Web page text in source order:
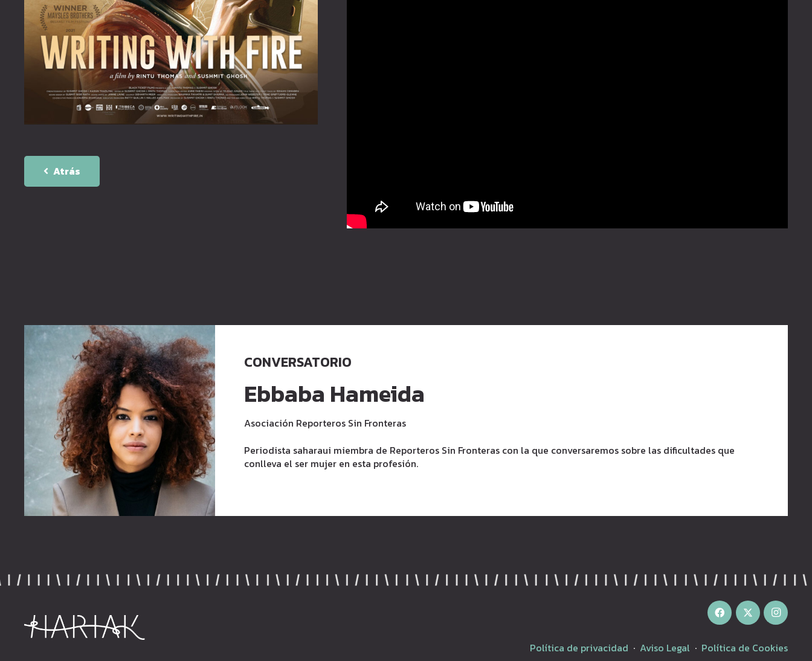
Atrás
CONVERSATORIO
Ebbaba Hameida
Asociación Reporteros Sin Fronteras
Periodista saharaui miembra de Reporteros Sin Fronteras con la que conversaremos sobre las dificultades que
conlleva el ser mujer en esta profesión.
Política de privacidad · Aviso Legal · Política de Cookies